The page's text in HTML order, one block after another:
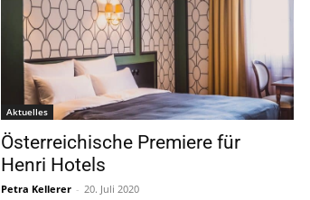
Aktuelles
Österreichische Premiere für
Henri Hotels
Petra Kellerer - 20. Juli 2020